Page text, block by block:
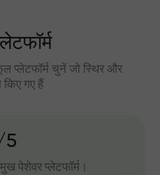
प्लेटफॉर्म चुनें जो स्थिर और
किए गए हैं
5
पेशेवर प्लेटफॉर्म।